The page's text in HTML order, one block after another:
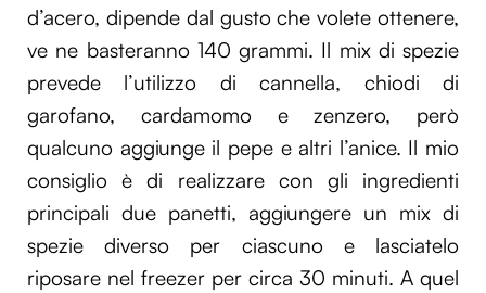
d’acero, dipende dal gusto che volete ottenere,
ve ne basteranno 140 grammi. Il mix di spezie
prevede l’utilizzo di cannella, chiodi di
garofano, cardamomo e zenzero, però
qualcuno aggiunge il pepe e altri l’anice. Il mio
consiglio è di realizzare con gli ingredienti
principali due panetti, aggiungere un mix di
spezie diverso per ciascuno e lasciatelo
riposare nel freezer per circa 30 minuti. A quel